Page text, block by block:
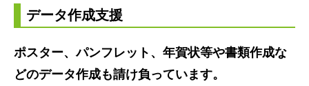
データ作成支援
ポスター、パンフレット、年賀状等や書類作成な
どのデータ作成も請け負っています。